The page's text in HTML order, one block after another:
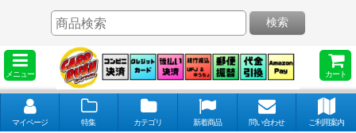
メニュー カート
検索
マイページ 特集 カテゴリ 新着商品 問い合わせ ご利用案内